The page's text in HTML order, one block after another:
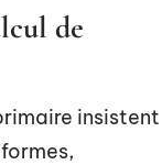
de
insistent